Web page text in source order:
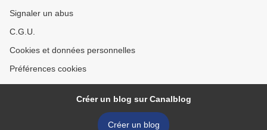
Signaler un abus
C.G.U.
Cookies et données personnelles
Préférences cookies
Créer un blog sur Canalblog
Créer un blog